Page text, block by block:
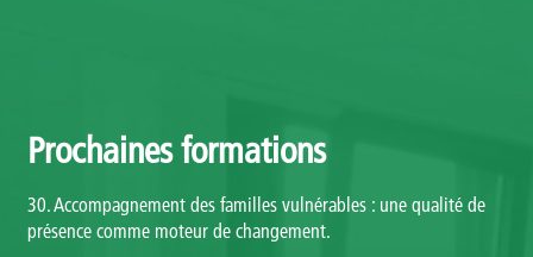
Formations passées
Organiser une formation chez vous
Prochaines formations
30. Accompagnement des familles vulnérables : une qualité de
présence comme moteur de changement.